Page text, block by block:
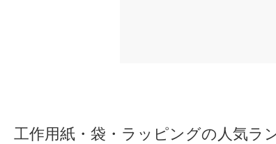
工作用紙・袋・ラッピングの人気ラ